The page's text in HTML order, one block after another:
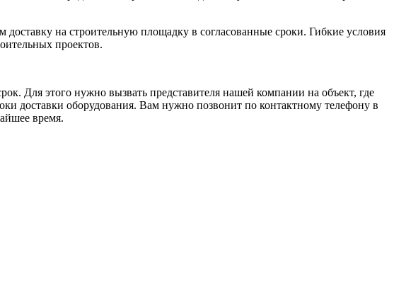
на строительную площадку в согласованные сроки. Гибкие условия
проектов.
Для этого нужно вызвать представителя нашей компании на объект, где
доставки оборудования. Вам нужно позвонит по контактному телефону в
время.